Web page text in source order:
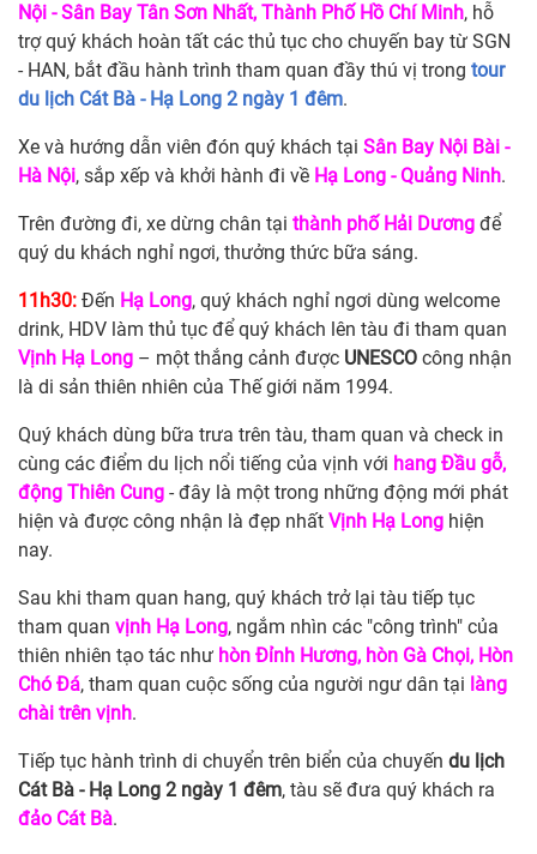
Nội - Sân Bay Tân Sơn Nhất, Thành Phố Hồ Chí Minh, hỗ
trợ quý khách hoàn tất các thủ tục cho chuyến bay từ SGN
- HAN, bắt đầu hành trình tham quan đầy thú vị trong tour
du lịch Cát Bà - Hạ Long 2 ngày 1 đêm.
Xe và hướng dẫn viên đón quý khách tại Sân Bay Nội Bài -
Hà Nội, sắp xếp và khởi hành đi về Hạ Long - Quảng Ninh.
Trên đường đi, xe dừng chân tại thành phố Hải Dương để
quý du khách nghỉ ngơi, thưởng thức bữa sáng.
11h30: Đến Hạ Long, quý khách nghỉ ngơi dùng welcome
drink, HDV làm thủ tục để quý khách lên tàu đi tham quan
Vịnh Hạ Long – một thắng cảnh được UNESCO công nhận
là di sản thiên nhiên của Thế giới năm 1994.
Quý khách dùng bữa trưa trên tàu, tham quan và check in
cùng các điểm du lịch nổi tiếng của vịnh với hang Đầu gỗ,
động Thiên Cung - đây là một trong những động mới phát
hiện và được công nhận là đẹp nhất Vịnh Hạ Long hiện
nay.
Sau khi tham quan hang, quý khách trở lại tàu tiếp tục
tham quan vịnh Hạ Long, ngắm nhìn các "công trình" của
thiên nhiên tạo tác như hòn Đỉnh Hương, hòn Gà Chọi, Hòn
Chó Đá, tham quan cuộc sống của người ngư dân tại làng
chài trên vịnh.
Tiếp tục hành trình di chuyển trên biển của chuyến du lịch
Cát Bà - Hạ Long 2 ngày 1 đêm, tàu sẽ đưa quý khách ra
đảo Cát Bà.